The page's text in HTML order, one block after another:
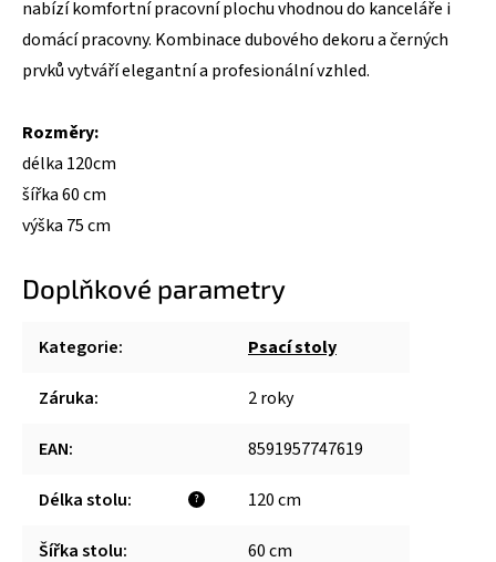
nabízí komfortní pracovní plochu vhodnou do kanceláře i
domácí pracovny. Kombinace dubového dekoru a černých
prvků vytváří elegantní a profesionální vzhled.
Rozměry:
délka 120cm
šířka 60 cm
výška 75 cm
Doplňkové parametry
Kategorie: Psací stoly
Záruka: 2 roky
EAN: 8591957747619
?
Délka stolu: 120 cm
Šířka stolu: 60 cm